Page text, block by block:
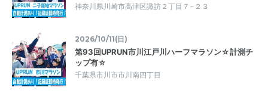
神奈川県川崎市高津区諏訪２丁目７−２３
2026/10/11(日)
第93回UPRUN市川江戸川ハーフマラソン☆計測チ
ップ有☆
千葉県市川市市川南四丁目